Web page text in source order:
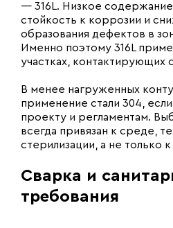
— 316L. Низкое
стойкость к коррозии и
образования дефектов в
Именно поэтому 316L
участках, контактирующих
В менее нагруженных
применение стали 304,
проекту и регламентам.
всегда привязан к среде,
стерилизации, а не только
Сварка и
требования